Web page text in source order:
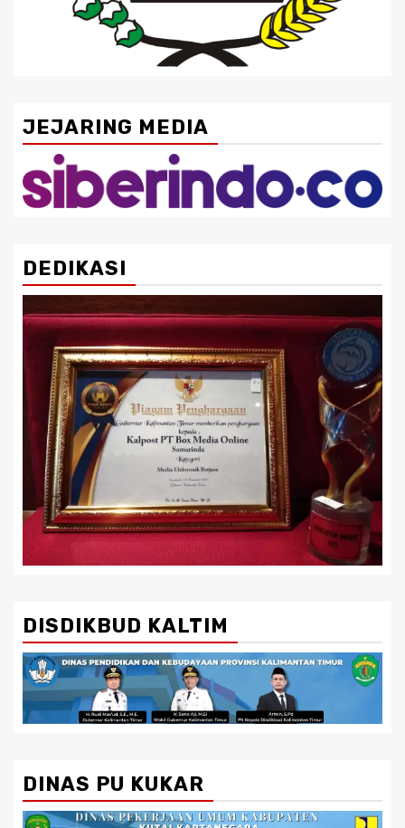
JEJARING MEDIA
DEDIKASI
DISDIKBUD KALTIM
DINAS PU KUKAR